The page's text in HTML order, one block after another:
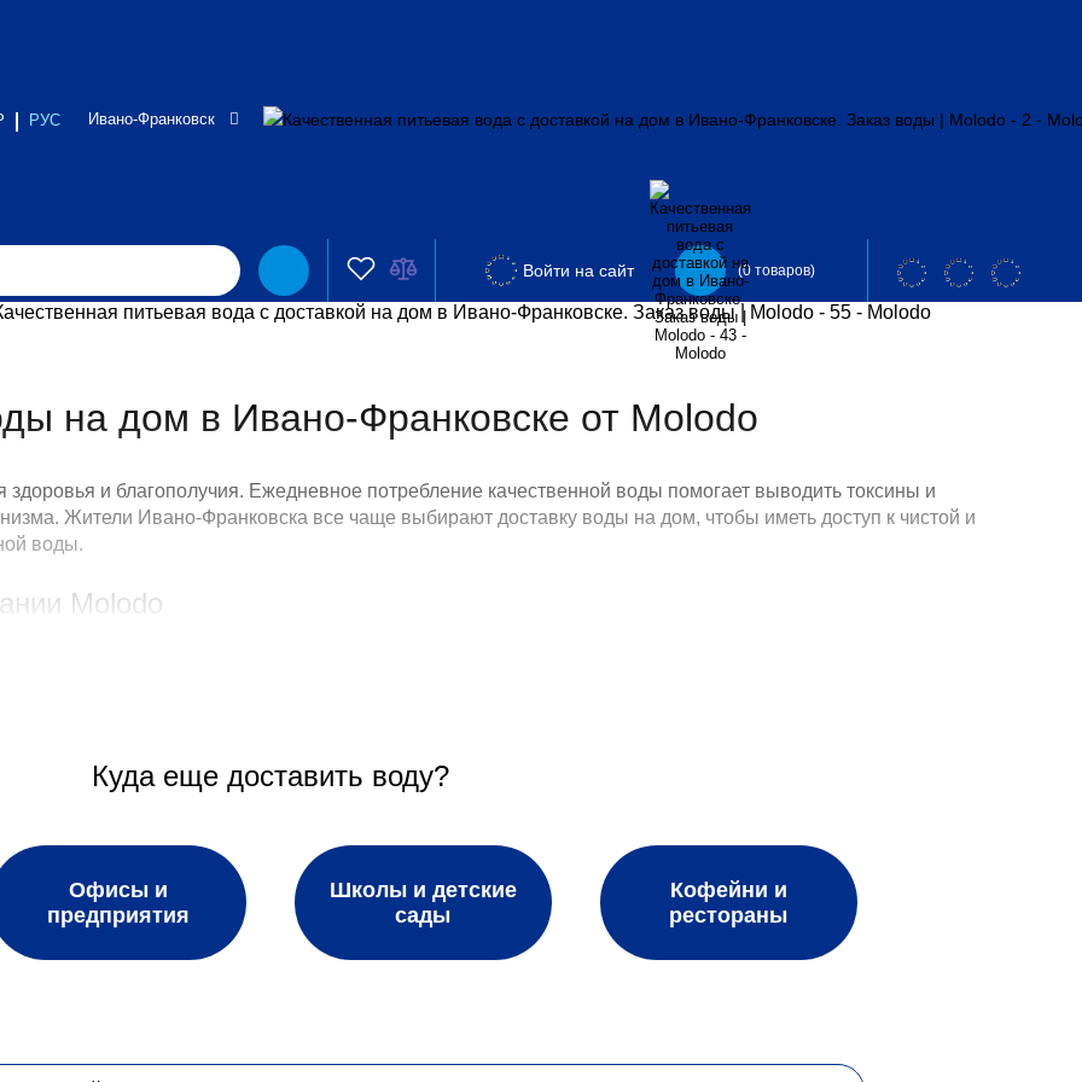
РУС Ивано-Франковск
Войти на сайт (0 товаров)
на дом в Ивано-Франковске от Molodo
и благополучия. Ежедневное потребление качественной воды помогает выводить токсины и
Жители Ивано-Франковска все чаще выбирают доставку воды на дом, чтобы иметь доступ к чистой и
воды.
Molodo
артезианской воды в квартиры, дома и офисы по Ивано-Франковску. Заказывая воду у нас, вы
удобство и экономию времени, гибкие условия оплаты.
Молодо: виды и бренды
качественной питьевой воды. Бутилированная вода в бутылях объемом 18.9 литров представлена
Джерельна», «Молодо». Мы также предлагаем минеральную воду в бутылках объемом от 0.3 до 6 литров,
«МОРШИНКА», «Джерельце», «VINCENTKA», «Zajecicka Horka»,
заказать питьевую воду домой, также можно заказать минеральную воду (газированную,
или жестяной таре или в специальных анатомических пластиковых бутылочках для маленьких детей.
может выбрать для себя и различные вспомогательные товары: подстаканники, фильтры, кулеры,
Куда еще доставить воду?
Офисы и
предприятия
Школы и детские
сады
Кофейни и
рестораны